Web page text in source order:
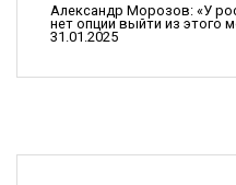
м
Александр Морозов: «У
нет опции выйти из этого
31.01.2025